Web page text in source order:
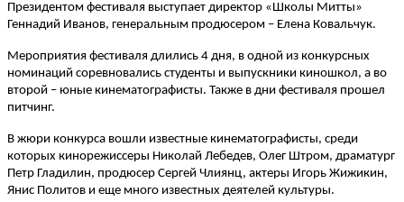
Президентом фестиваля выступает директор «Школы Митты»
Геннадий Иванов, генеральным продюсером – Елена Ковальчук.
Мероприятия фестиваля длились 4 дня, в одной из конкурсных
номинаций соревновались студенты и выпускники киношкол, а во
второй – юные кинематографисты. Также в дни фестиваля прошел
питчинг.
В жюри конкурса вошли известные кинематографисты, среди
которых кинорежиссеры Николай Лебедев, Олег Штром, драматург
Петр Гладилин, продюсер Сергей Члиянц, актеры Игорь Жижикин,
Янис Политов и еще много известных деятелей культуры.